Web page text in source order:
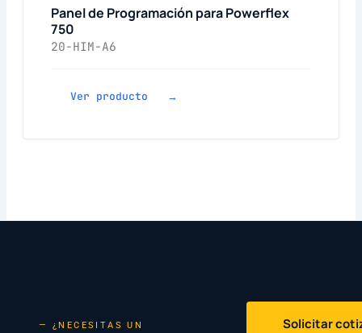
Panel de Programación para Powerflex
750
20-HIM-A6
Ver producto →
— ¿NECESITAS UN
Solicitar